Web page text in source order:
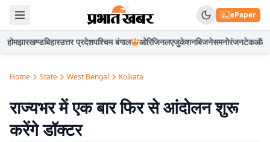
ePaper
होमझारखण्डबिहारउत्तर प्रदेशपश्चिम बंगाल ओरिजिनलएजुकेशनबिजनेसमनोरंजनटेकऑटो
Home State West Bengal Kolkata
राज्यभर में एक बार फिर से आंदोलन शुरू
करेंगे डॉक्टर